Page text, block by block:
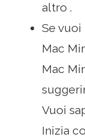
altro .
Se vuoi
Mac
Mac
Vuoi
Inizia